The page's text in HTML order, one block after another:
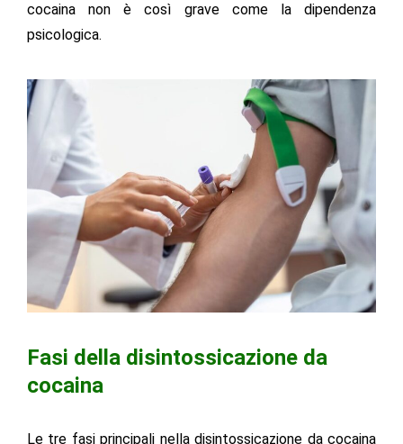
cocaina non è così grave come la dipendenza
psicologica.
Fasi della disintossicazione da
cocaina
Le tre fasi principali nella disintossicazione da cocaina